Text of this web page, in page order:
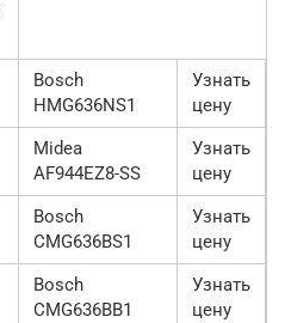
Bosch
HMG636NS1
Узнать
цену
Midea
AF944EZ8-SS
Узнать
цену
Bosch
CMG636BS1
Узнать
цену
Bosch
CMG636BB1
Узнать
цену